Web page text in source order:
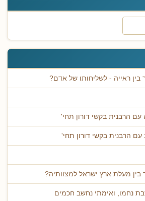
ראייה - לשליחותו של אדם?
הרבנית בקשי דורון תחי'
הרבנית בקשי דורון תחי'
מעלת ארץ ישראל למצוותיה?
נחמו, ואימתי נחשב חכמים